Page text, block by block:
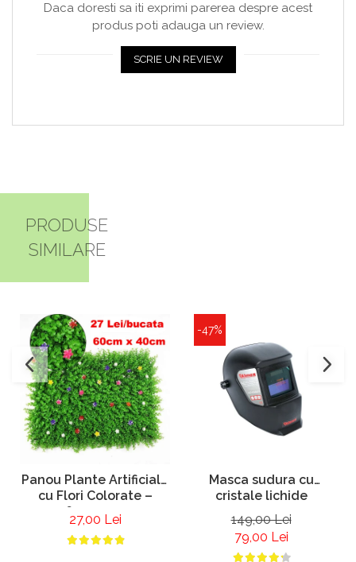
Daca doresti sa iti exprimi parerea despre acest
produs poti adauga un review.
SCRIE UN REVIEW
PRODUSE
SIMILARE
Panou Plante Artificiale
cu Flori Colorate –
60x40 cm
27,00 Lei
-47%
Masca sudura cu
cristale lichide
149,00 Lei
79,00 Lei